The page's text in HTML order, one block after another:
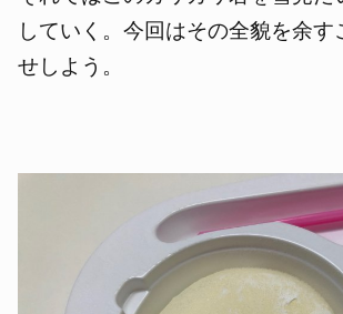
していく。今回はその全貌を余す
せしよう。